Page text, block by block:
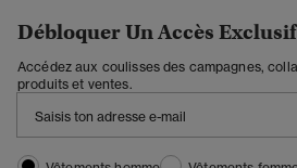
Débloquer Un Accès Exclusif
Accédez aux coulisses des campagnes,
produits et ventes.